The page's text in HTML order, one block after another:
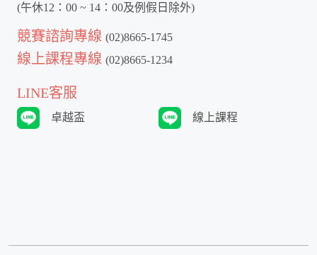
(午休12：00 ~ 14：00及例假日除外)
競賽諮詢專線 (02)8665-1745
線上課程專線 (02)8665-1234
LINE客服
卓越盃 線上課程